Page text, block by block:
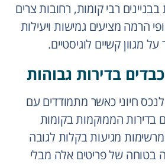
רבי קומות, רחובות צרים
הרמה מציעים גמישות ויעילות
מגוון קשיים לוגיסטיים.
בדירות גבוהות
חיוני כאשר מתמודדים עם
בדירות הממוקמות בקומות
מגיעות בקלות לגובה
בטוחה של פריטים אלה מבלי